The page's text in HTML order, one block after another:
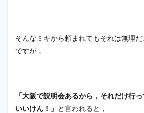
そんなミキから頼まれてもそれは無理
ですが，
「大阪で説明会あるから，それだけ行
いいけん！」 と言われると，